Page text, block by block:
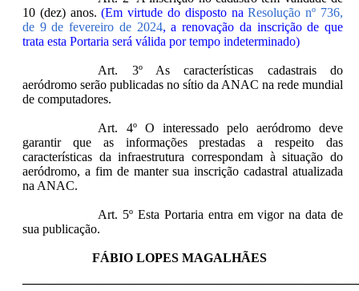
10 (dez) anos.(Em virtude do disposto naResolução nº 736,
de 9 de fevereiro de 2024, a renovação da inscrição de que
trata esta Portaria será válida por tempo indeterminado)
Art. 3º As características cadastrais do
aeródromo serão publicadas no sítio da ANAC na rede mundial
de computadores.
Art. 4º O interessado pelo aeródromo deve
garantir que as informações prestadas a respeito das
características da infraestrutura correspondam à situação do
aeródromo, a fim de manter sua inscrição cadastral atualizada
na ANAC.
Art. 5º Esta Portaria entra em vigor na data de
sua publicação.
FÁBIO LOPES MAGALHÃES